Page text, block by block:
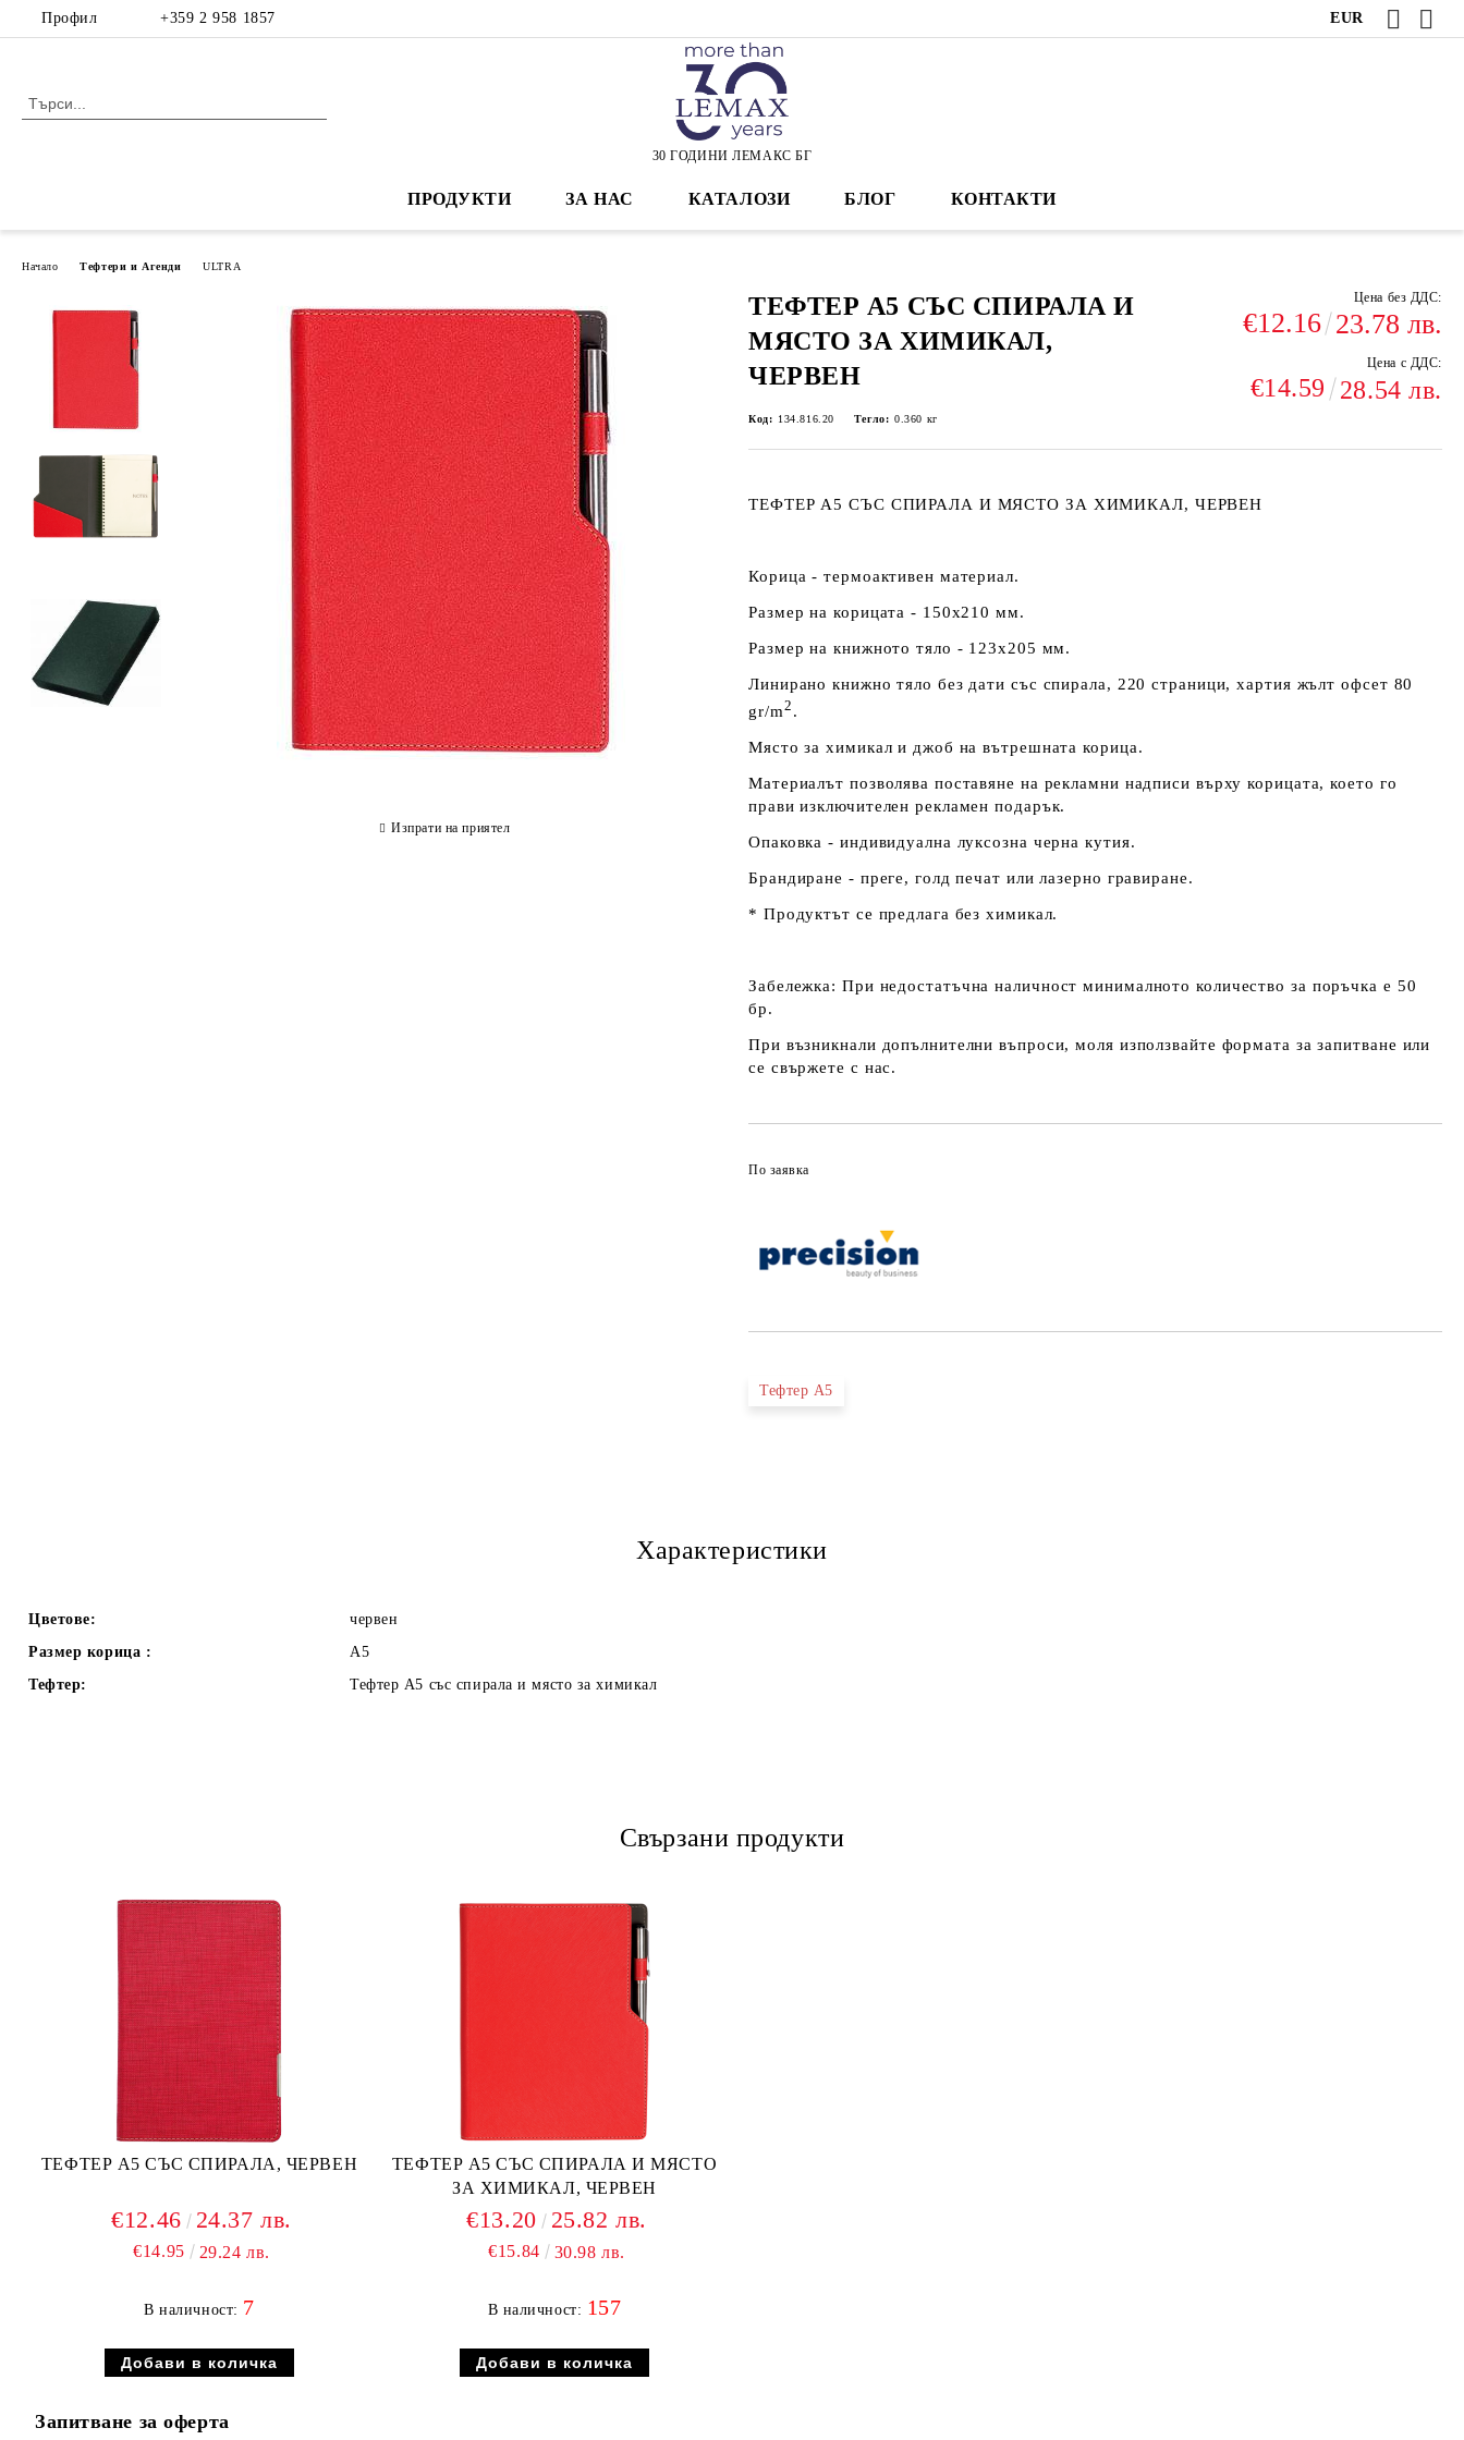
Профил +359 2 958 1857 EUR
30 ГОДИНИ ЛЕМАКС БГ
ПРОДУКТИ ЗА НАС КАТАЛОЗИ БЛОГ КОНТАКТИ
Начало Тефтери и Агенди ULTRA
ТЕФТЕР А5 СЪС СПИРАЛА И
МЯСТО ЗА ХИМИКАЛ,
ЧЕРВЕН
Цена без ДДС:
€12.16 23.78 лв.
Цена с ДДС:
€14.59 28.54 лв.
Код: 134.816.20 Тегло: 0.360 кг
ТЕФТЕР А5 СЪС СПИРАЛА И МЯСТО ЗА ХИМИКАЛ, ЧЕРВЕН
Корица - термоактивен материал.
Размер на корицата - 150х210 мм.
Размер на книжното тяло - 123х205 мм.
Линирано книжно тяло без дати със спирала, 220 страници, хартия жълт офсет 80
gr/m2 .
Място за химикал и джоб на вътрешната корица.
Материалът позволява поставяне на рекламни надписи върху корицата, което го
прави изключителен рекламен подарък.
Опаковка - индивидуална луксозна черна кутия.
Брандиране - преге, голд печат или лазерно гравиране.
* Продуктът се предлага без химикал.
Забележка: При недостатъчна наличност минималното количество за поръчка е 50
бр.
При възникнали допълнителни въпроси, моля използвайте формата за запитване или
се свържете с нас.
По заявка
Тефтер А5
Изпрати на приятел
Характеристики
Цветове:
червен
Размер корица :
А5
Тефтер:
Тефтер А5 със спирала и място за химикал
Свързани продукти
ТЕФТЕР А5 СЪС СПИРАЛА, ЧЕРВЕН
€12.46 24.37 лв.
€14.95 29.24 лв.
В наличност: 7
ТЕФТЕР А5 СЪС СПИРАЛА И МЯСТО
ЗА ХИМИКАЛ, ЧЕРВЕН
€13.20 25.82 лв.
€15.84 30.98 лв.
В наличност: 157
Запитване за оферта